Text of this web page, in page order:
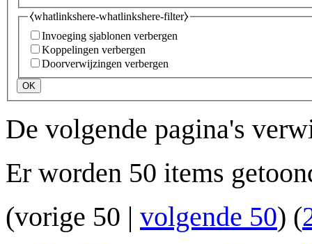
⧼whatlinkshere-whatlinkshere-filter⧽
Invoeging sjablonen verbergen
Koppelingen verbergen
Doorverwijzingen verbergen
OK
De volgende pagina's
Er worden 50 items
(vorige 50 | volgende 50) (